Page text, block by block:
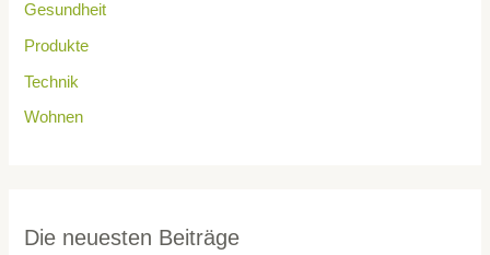
Gesundheit
Produkte
Technik
Wohnen
Die neuesten Beiträge